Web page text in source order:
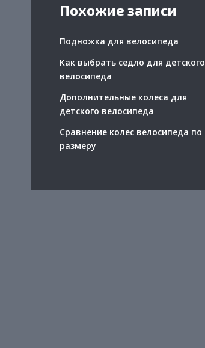
Похожие записи
Подножка для велосипеда
Как выбрать седло для детского
велосипеда
Дополнительные колеса для
детского велосипеда
Сравнение колес велосипеда по
размеру